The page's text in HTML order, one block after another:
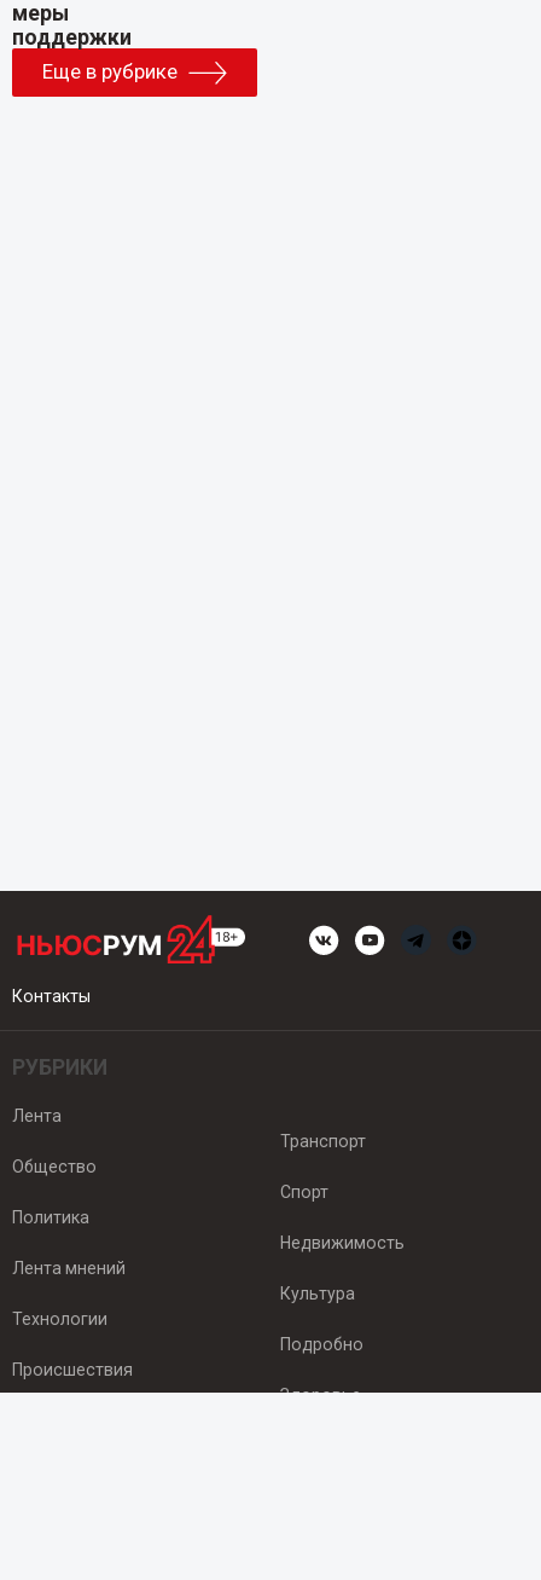
Еще в рубрике
Контакты
РУБРИКИ
Лента
Общество
Политика
Лента мнений
Технологии
Происшествия
Транспорт
Спорт
Недвижимость
Культура
Подробно
Здоровье